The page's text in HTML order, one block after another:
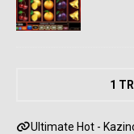
1
Ultimate Hot -